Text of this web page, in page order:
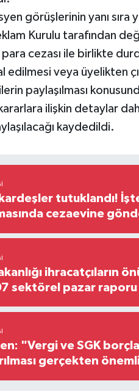
görüşlerinin yanı sıra
Kurulu tarafından
cezası ile birlikte
veya üyelikten
paylaşılması
kararlara ilişkin detaylar
kaydedildi.
tutuklandı!
cezaevine
ihracatçıların
sektörel pazar raporu
"Vergi ve SGK
gerçekten